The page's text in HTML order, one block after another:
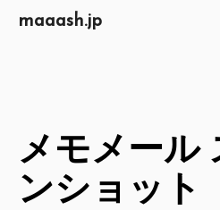
maaash.jp
メモメール
ンショット